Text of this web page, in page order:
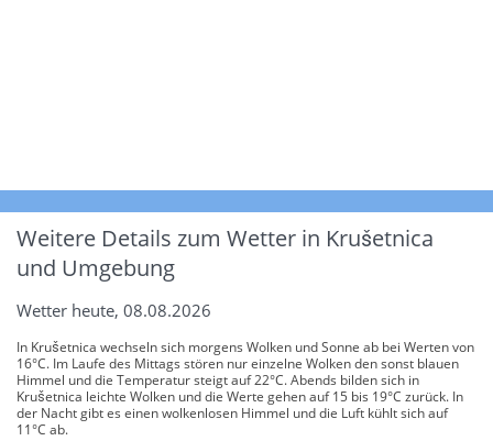
Weitere Details zum Wetter in Krušetnica
und Umgebung
Wetter heute, 08.08.2026
In Krušetnica wechseln sich morgens Wolken und Sonne ab bei Werten von
16°C. Im Laufe des Mittags stören nur einzelne Wolken den sonst blauen
Himmel und die Temperatur steigt auf 22°C. Abends bilden sich in
Krušetnica leichte Wolken und die Werte gehen auf 15 bis 19°C zurück. In
der Nacht gibt es einen wolkenlosen Himmel und die Luft kühlt sich auf
11°C ab.